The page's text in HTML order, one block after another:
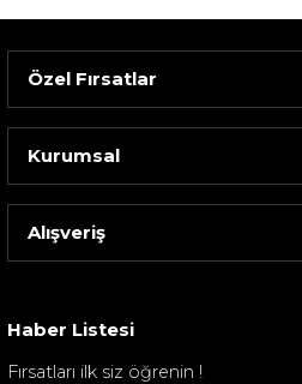
Sarev Elfıda Flanel Nevresim Takımı
Özel Fırsatlar
Kurumsal
Alışveriş
Haber Listesi
Fırsatları ilk siz öğrenin !